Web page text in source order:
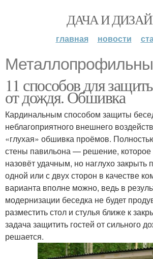
ДАЧА И
главная новости
11 способов для
от дождя. Обшивка
Кардинальным способом защиты
неблагоприятного внешнего
«глухая» обшивка проёмов.
стены павильона — решение, которое
назовёт удачным, но наглухо
одной или с двух сторон в качестве
варианта вполне можно, ведь в
модернизации беседка не будет
разместить стол и стулья ближе к
задача защитить гостей от сильного
решается.